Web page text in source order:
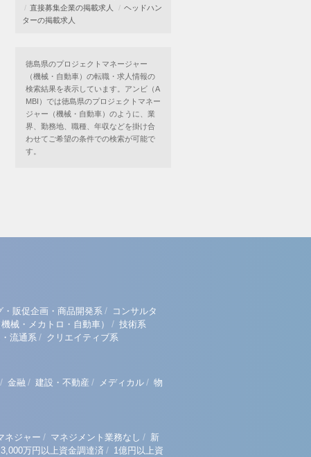
直接募集企業の掲載求人
ヘッドハン
ターの掲載求人
徳島県のプロジェクトマネージャー
（機械・自動車）の転職・求人情報の
検索結果を表示しています。アンビ（A
MBI）では徳島県のプロジェクトマネー
ジャー（機械・自動車）のように、業
界、勤務地、職種、年収などを掛け合
わせてご希望の条件での検索が可能で
す。
・販促企画・商品開発系 / コンサルタ
械・メカトロ・自動車） / 技術系
流通系 / クリエイティブ系
/ 金融 / 建設・不動産 / メディカル / 物
ネジャー / マネジメント業務なし / 新
3,000万円以上資金調達済 / 1億円以上資